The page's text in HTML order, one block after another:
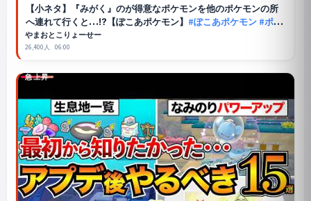
【小ネタ】『みがく』のが得意なポケモンを他のポケモンの所
へ連れて行くと…⁉︎【ぽこあポケモン】 #ぽこあポケモン #ポケ
モン#ゆっくり解説
やまおとこりょーせー
26,400人 06:00
急上昇